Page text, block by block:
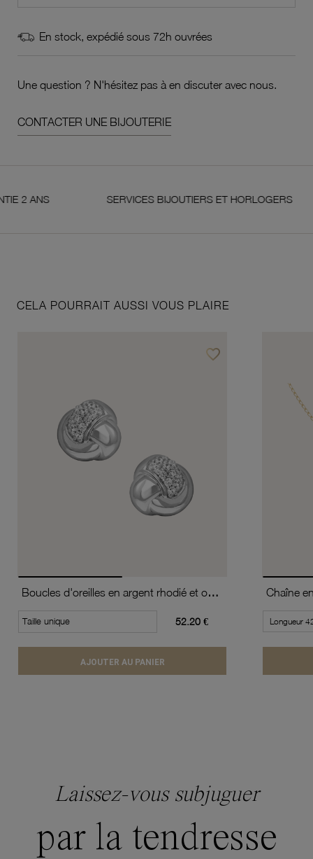
En stock, expédié sous 72h ouvrées
Une question ? N'hésitez pas à en discuter avec nous.
CONTACTER UNE BIJOUTERIE
SERVICES BIJOUTIERS ET HORLOGERS
CELA POURRAIT AUSSI VOUS PLAIRE
favorite_borderAjouter à vos favoris
Boucles d'oreilles en argent rhodié et oxydes de zirconium
Taille unique 52.20 €
AJOUTER AU PANIER
Chaîne
Laissez-vous subjuguer
par la tendresse